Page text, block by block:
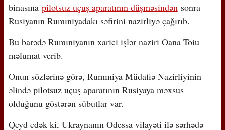
binasına pilotsuz uçuş aparatının düşməsindənsonra
Rusiyanın Rumıniyadakı səfirini nazirliyə çağırıb.
Bu barədə Rumıniyanın xarici işlər naziri Oana Toiu
məlumat verib.
Onun sözlərinə görə, Rumıniya Müdafiə Nazirliyinin
əlində pilotsuz uçuş aparatının Rusiyaya məxsus
olduğunu göstərən sübutlar var.
Qeyd edək ki, Ukraynanın Odessa vilayəti ilə sərhədə